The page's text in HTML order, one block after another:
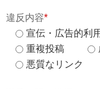
違反内容*
宣伝・広告的利用
重複投稿
悪質なリンク